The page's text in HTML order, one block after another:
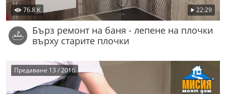
76.8 K 22:29
Бърз ремонт на баня - лепене на плочки
върху старите плочки
Предаване 13 / 2016